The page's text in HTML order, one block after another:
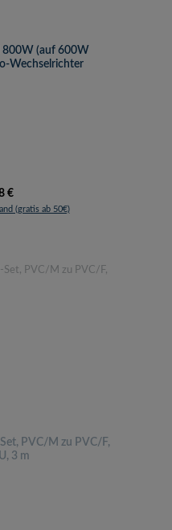
800W (auf 600W
Wechselrichter
Preis:
€
(gratis ab 50€)
PVC/M zu PVC/F,
3 m